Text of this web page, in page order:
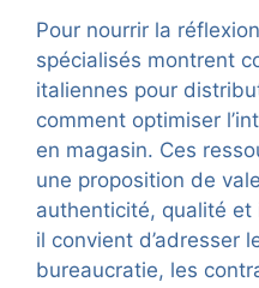
Pour nourrir la
spécialisés montrent
italiennes pour
comment optimiser
en magasin. Ces
une proposition de
authenticité, qualité et
il convient d’adresser
bureaucratie, les